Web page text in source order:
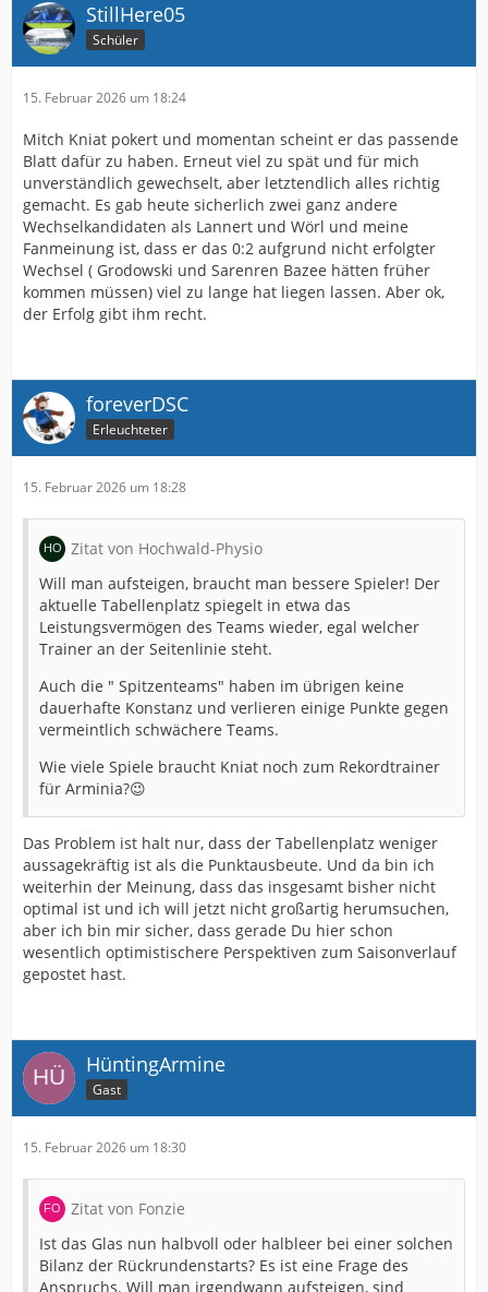
StillHere05
Schüler
15. Februar 2026 um 18:24
Mitch Kniat pokert und momentan scheint er das passende
Blatt dafür zu haben. Erneut viel zu spät und für mich
unverständlich gewechselt, aber letztendlich alles richtig
gemacht. Es gab heute sicherlich zwei ganz andere
Wechselkandidaten als Lannert und Wörl und meine
Fanmeinung ist, dass er das 0:2 aufgrund nicht erfolgter
Wechsel ( Grodowski und Sarenren Bazee hätten früher
kommen müssen) viel zu lange hat liegen lassen. Aber ok,
der Erfolg gibt ihm recht.
foreverDSC
Erleuchteter
15. Februar 2026 um 18:28
Zitat von Hochwald-Physio
Will man aufsteigen, braucht man bessere Spieler! Der
aktuelle Tabellenplatz spiegelt in etwa das
Leistungsvermögen des Teams wieder, egal welcher
Trainer an der Seitenlinie steht.
Auch die " Spitzenteams" haben im übrigen keine
dauerhafte Konstanz und verlieren einige Punkte gegen
vermeintlich schwächere Teams.
Wie viele Spiele braucht Kniat noch zum Rekordtrainer
für Arminia?😉
Das Problem ist halt nur, dass der Tabellenplatz weniger
aussagekräftig ist als die Punktausbeute. Und da bin ich
weiterhin der Meinung, dass das insgesamt bisher nicht
optimal ist und ich will jetzt nicht großartig herumsuchen,
aber ich bin mir sicher, dass gerade Du hier schon
wesentlich optimistischere Perspektiven zum Saisonverlauf
gepostet hast.
HüntingArmine
Gast
15. Februar 2026 um 18:30
Zitat von Fonzie
Ist das Glas nun halbvoll oder halbleer bei einer solchen
Bilanz der Rückrundenstarts? Es ist eine Frage des
Anspruchs. Will man irgendwann aufsteigen, sind